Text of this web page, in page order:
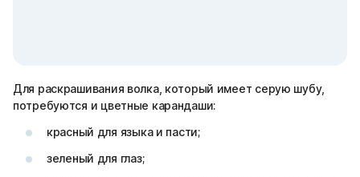
Для раскрашивания волка, который имеет серую шубу,
потребуются и цветные карандаши:
красный для языка и пасти;
зеленый для глаз;